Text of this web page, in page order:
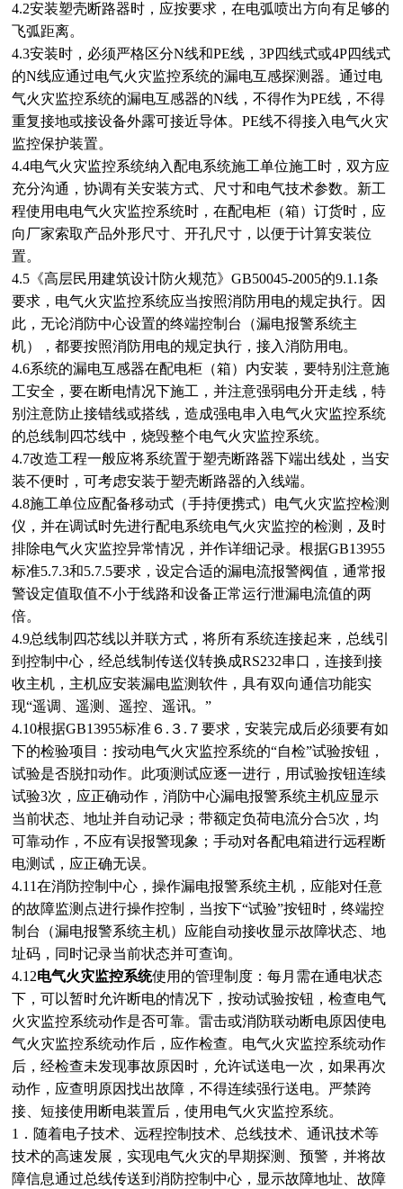
4.2安装塑壳断路器时，应按要求，在电弧喷出方向有足够的
飞弧距离。
4.3安装时，必须严格区分N线和PE线，3P四线式或4P四线式
的N线应通过电气火灾监控系统的漏电互感探测器。通过电
气火灾监控系统的漏电互感器的N线，不得作为PE线，不得
重复接地或接设备外露可接近导体。PE线不得接入电气火灾
监控保护装置。
4.4电气火灾监控系统纳入配电系统施工单位施工时，双方应
充分沟通，协调有关安装方式、尺寸和电气技术参数。新工
程使用电电气火灾监控系统时，在配电柜（箱）订货时，应
向厂家索取产品外形尺寸、开孔尺寸，以便于计算安装位
置。
4.5《高层民用建筑设计防火规范》GB50045-2005的9.1.1条
要求，电气火灾监控系统应当按照消防用电的规定执行。因
此，无论消防中心设置的终端控制台（漏电报警系统主
机），都要按照消防用电的规定执行，接入消防用电。
4.6系统的漏电互感器在配电柜（箱）内安装，要特别注意施
工安全，要在断电情况下施工，并注意强弱电分开走线，特
别注意防止接错线或搭线，造成强电串入电气火灾监控系统
的总线制四芯线中，烧毁整个电气火灾监控系统。
4.7改造工程一般应将系统置于塑壳断路器下端出线处，当安
装不便时，可考虑安装于塑壳断路器的入线端。
4.8施工单位应配备移动式（手持便携式）电气火灾监控检测
仪，并在调试时先进行配电系统电气火灾监控的检测，及时
排除电气火灾监控异常情况，并作详细记录。根据GB13955
标准5.7.3和5.7.5要求，设定合适的漏电流报警阀值，通常报
警设定值取值不小于线路和设备正常运行泄漏电流值的两
倍。
4.9总线制四芯线以并联方式，将所有系统连接起来，总线引
到控制中心，经总线制传送仪转换成RS232串口，连接到接
收主机，主机应安装漏电监测软件，具有双向通信功能实
现“遥调、遥测、遥控、遥讯。”
4.10根据GB13955标准６.３.７要求，安装完成后必须要有如
下的检验项目：按动电气火灾监控系统的“自检”试验按钮，
试验是否脱扣动作。此项测试应逐一进行，用试验按钮连续
试验3次，应正确动作，消防中心漏电报警系统主机应显示
当前状态、地址并自动记录；带额定负荷电流分合5次，均
可靠动作，不应有误报警现象；手动对各配电箱进行远程断
电测试，应正确无误。
4.11在消防控制中心，操作漏电报警系统主机，应能对任意
的故障监测点进行操作控制，当按下“试验”按钮时，终端控
制台（漏电报警系统主机）应能自动接收显示故障状态、地
址码，同时记录当前状态并可查询。
4.12电气火灾监控系统使用的管理制度：每月需在通电状态
下，可以暂时允许断电的情况下，按动试验按钮，检查电气
火灾监控系统动作是否可靠。雷击或消防联动断电原因使电
气火灾监控系统动作后，应作检查。电气火灾监控系统动作
后，经检查未发现事故原因时，允许试送电一次，如果再次
动作，应查明原因找出故障，不得连续强行送电。严禁跨
接、短接使用断电装置后，使用电气火灾监控系统。
1．随着电子技术、远程控制技术、总线技术、通讯技术等
技术的高速发展，实现电气火灾的早期探测、预警，并将故
障信息通过总线传送到消防控制中心，显示故障地址、故障